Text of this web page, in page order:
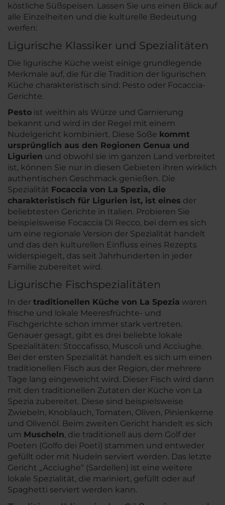
köstliche Süßspeisen. Lassen Sie uns einen Blick auf
alle Einzelheiten und die kulturelle Bedeutung
werfen:
Ligurische Klassiker und Spezialitäten
Die ligurische Küche weist einige grundlegende
Merkmale auf, die für die Tradition der ligurischen
Küche charakteristisch sind: Pesto oder Focaccia-
Gerichte.
Pesto ist weithin als Würze und Garnierung
bekannt und wird in der Regel mit einem
Nudelgericht kombiniert. Diese Soße kommt
ursprünglich aus den Regionen Genua und
Ligurien und obwohl sie im ganzen Land verbreitet
ist, können Sie nur in diesen Gebieten ihren wirklich
authentischen Geschmack genießen. Die
Spezialität Focaccia von La Spezia, die
charakteristisch für Ligurien ist, ist eines der
beliebtesten Gerichte in Italien. Probieren Sie
beispielsweise Focaccia Di Recco, bei dem es sich
um eine regionale Version der Spezialität handelt
und das den kulturellen Einfluss eines Rezepts
widerspiegelt, das seit Jahrhunderten in jeder
Familie zubereitet wird.
Ligurische Fischspezialitäten
In der traditionellen Küche von La Spezia waren
frische und lokale Meeresfrüchte- und
Fischgerichte schon immer stark vertreten.
Genauer gesagt, gibt es drei beliebte lokale
Spezialitäten: Stoccafisso, Muscoli und Acciughe.
Bei der ersten Spezialität handelt es sich um einen
traditionellen Fisch aus der Region, der mehrere
Tage lang eingeweicht wird. Dieser Fisch wird dann
mit den traditionellen Zutaten der Küche von La
Spezia zubereitet. Diese sind beispielsweise
Zwiebeln, Knoblauch, Tomaten, Oliven, Pinienkerne
und Olivenöl. Beim zweiten Gericht handelt es sich
um Muscheln, die traditionell aus dem Golf der
Poeten (Golfo dei Poeti) stammen und entweder
gefüllt oder mit Nudeln serviert werden. Das letzte
Gericht „Acciughe“ (Sardellen) ist eine weitere
lokale Spezialität, die mariniert, gefüllt oder auf
Spaghetti serviert werden kann.